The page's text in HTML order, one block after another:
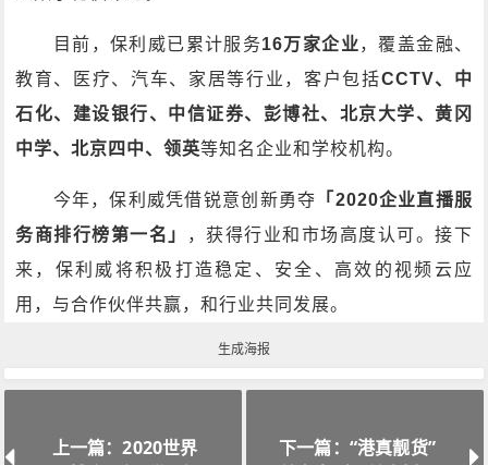
目前，保利威已累计服务16万家企业，覆盖金融、
教育、医疗、汽车、家居等行业，客户包括CCTV、中
石化、建设银行、中信证券、彭博社、北京大学、黄冈
中学、北京四中、领英等知名企业和学校机构。
今年，保利威凭借锐意创新勇夺 「2020企业直播服
务商排行榜第一名」
，获得行业和市场高度认可。接下
来，保利威将积极打造稳定、安全、高效的视频云应
用，与合作伙伴共赢，和行业共同发展。
生成海报
上一篇：2020世界
下一篇：“港真靓货”